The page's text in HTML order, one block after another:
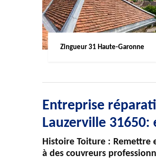
Zingueur 31 Haute-Garonne
Entreprise
Lauzerville
Histoire Toiture :
à des couvreurs